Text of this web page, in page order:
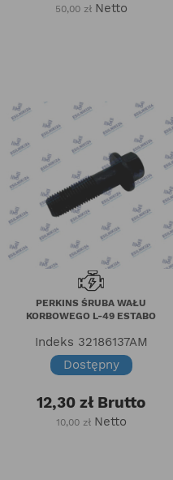
50,00 zł Netto
PERKINS ŚRUBA WAŁU
KORBOWEGO L-49 ESTABO
Indeks 32186137AM
Dostępny
12,30 zł Brutto
10,00 zł Netto